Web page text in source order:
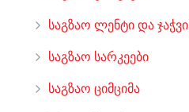
საგზაო ლენტი და ჯაჭვი
საგზაო სარკეები
საგზაო ციმციმა